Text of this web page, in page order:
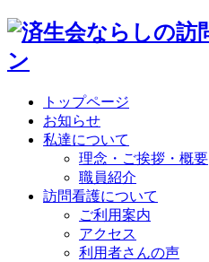
トップページ
お知らせ
私達について
理念・ご挨拶・概要
職員紹介
訪問看護について
ご利用案内
アクセス
利用者さんの声